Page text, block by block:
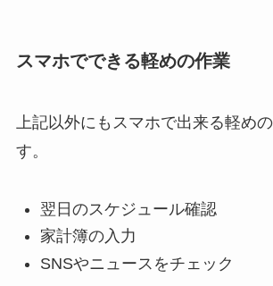
スマホでできる軽めの作業
上記以外にもスマホで出来る軽め
す。
翌日のスケジュール確認
家計簿の入力
SNSやニュースをチェック